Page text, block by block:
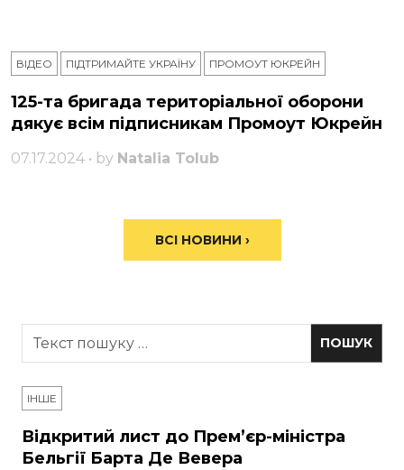
ВІДЕО ПІДТРИМАЙТЕ УКРАЇНУ ПРОМОУТ ЮКРЕЙН
125-та бригада територіальної оборони
дякує всім підписникам Промоут Юкрейн
07.17.2024 • by Natalia Tolub
ВСІ НОВИНИ ›
ІНШЕ
Відкритий лист до Прем’єр-міністра
Бельгії Барта Де Вевера